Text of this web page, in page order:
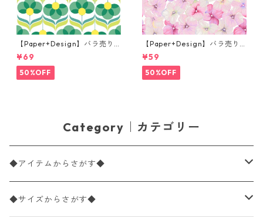
【Paper+Design】バラ売り2
枚 ランチサイズ ペーパーナプ
キン Geo Flowers グリーン
¥69
50%OFF
【Paper+Design】バラ売り2
枚 カクテルサイズ ペーパーナ
プキン Small blossoms ピン
ク
¥59
50%OFF
Category｜カテゴリー
◆アイテムからさがす◆
ペーパーナプキン2枚バラ売り
◆サイズからさがす◆